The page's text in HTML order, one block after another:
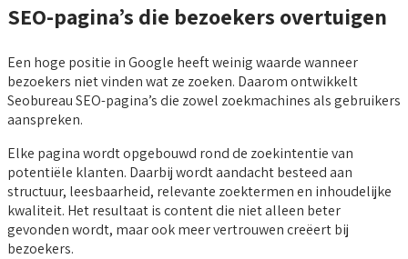
SEO-pagina’s die bezoekers overtuigen
Een hoge positie in Google heeft weinig waarde wanneer
bezoekers niet vinden wat ze zoeken. Daarom ontwikkelt
Seobureau SEO-pagina’s die zowel zoekmachines als gebruikers
aanspreken.
Elke pagina wordt opgebouwd rond de zoekintentie van
potentiële klanten. Daarbij wordt aandacht besteed aan
structuur, leesbaarheid, relevante zoektermen en inhoudelijke
kwaliteit. Het resultaat is content die niet alleen beter
gevonden wordt, maar ook meer vertrouwen creëert bij
bezoekers.